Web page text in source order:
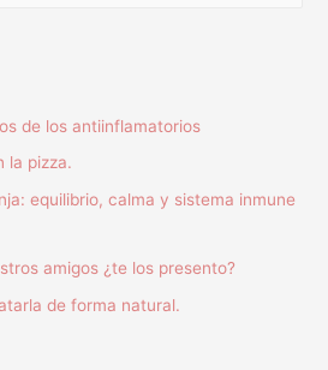
de los antiinflamatorios
la pizza.
equilibrio, calma y sistema inmune
amigos ¿te los presento?
de forma natural.